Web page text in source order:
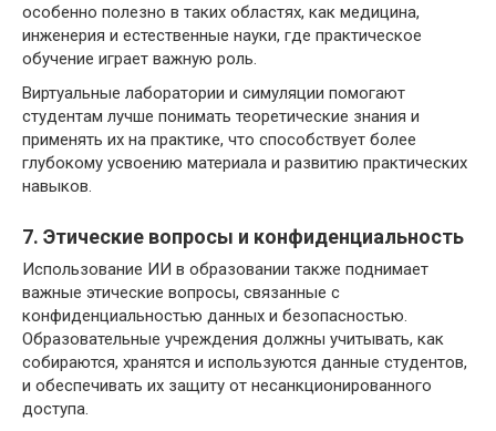
особенно полезно в таких областях, как медицина,
инженерия и естественные науки, где практическое
обучение играет важную роль.
Виртуальные лаборатории и симуляции помогают
студентам лучше понимать теоретические знания и
применять их на практике, что способствует более
глубокому усвоению материала и развитию практических
навыков.
7. Этические вопросы и конфиденциальность
Использование ИИ в образовании также поднимает
важные этические вопросы, связанные с
конфиденциальностью данных и безопасностью.
Образовательные учреждения должны учитывать, как
собираются, хранятся и используются данные студентов,
и обеспечивать их защиту от несанкционированного
доступа.